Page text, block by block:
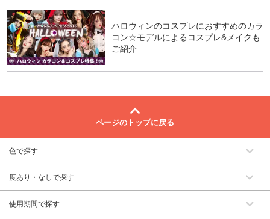
ハロウィンのコスプレにおすすめのカラ
コン☆モデルによるコスプレ&メイクも
ご紹介
ページのトップに戻る
色で探す
度あり・なしで探す
使用期間で探す